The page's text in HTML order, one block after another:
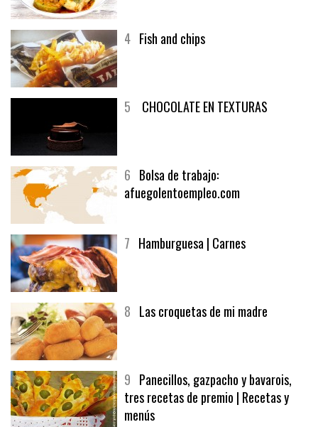
4 Fish and chips
5 CHOCOLATE EN TEXTURAS
6 Bolsa de trabajo:
afuegolentoempleo.com
7 Hamburguesa | Carnes
8 Las croquetas de mi madre
9 Panecillos, gazpacho y bavarois,
tres recetas de premio | Recetas y
menús